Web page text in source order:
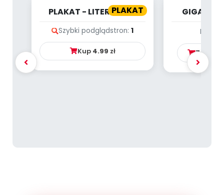
PLAKAT
PLAKAT - LITERKOWA
JĘZYKA
Szybki podglądstron: 1
Kup 4.99 zł
Brak